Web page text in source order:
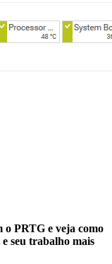
o PRTG e veja como
seu trabalho mais